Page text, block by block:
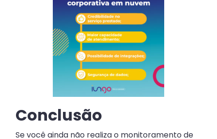
Conclusão
Se você ainda não realiza o monitoramento de